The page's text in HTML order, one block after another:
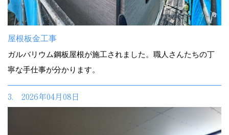
屋根板金工事
ガルバリウム鋼板屋根が施工されました。職人さんたちの丁
寧な手仕事が分かります。
3. 2026年04月08日